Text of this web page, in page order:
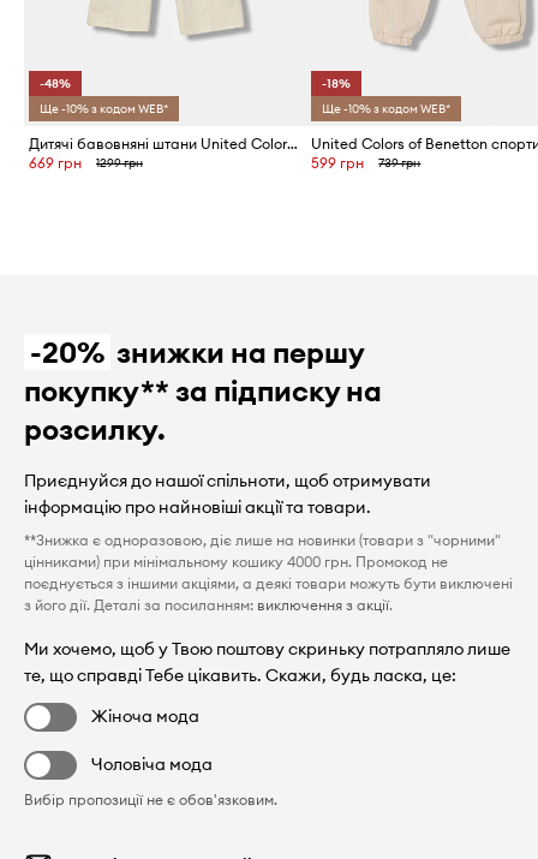
-48%
Ще -10% з кодом WEB*
Дитячі бавовняні штани United Colors of Benetton
669 грн
1299 грн
-18%
Ще -10% з кодом WEB*
599 грн 739 грн
-20% знижки на першу
покупку** за підписку на
розсилку.
Приєднуйся до нашої спільноти, щоб отримувати
інформацію про найновіші акції та товари.
**Знижка є одноразовою, діє лише на новинки (товари з "чорними"
цінниками) при мінімальному кошику 4000 грн. Промокод не
поєднується з іншими акціями, а деякі товари можуть бути виключені
з його дії. Деталі за посиланням: виключення з акції.
Ми хочемо, щоб у Твою поштову скриньку потрапляло лише
те, що справді Тебе цікавить. Скажи, будь ласка, це:
Жіноча мода
Чоловіча мода
Вибір пропозиції не є обов'язковим.